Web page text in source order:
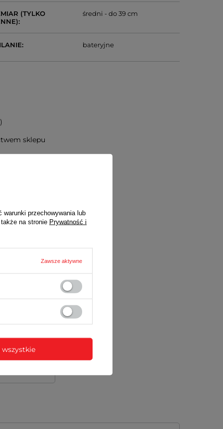
(TYLKO
średni - do 39 cm
bateryjne
sklepu
warunki przechowywania lub
na stronie Prywatność i
Zawsze aktywne